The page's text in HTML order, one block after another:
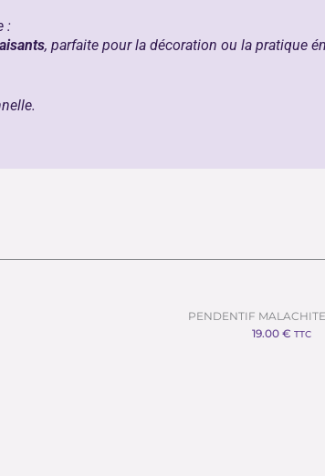
:
, parfaite pour la décoration ou la pratique
PENDENTIF
19.00€ TTC